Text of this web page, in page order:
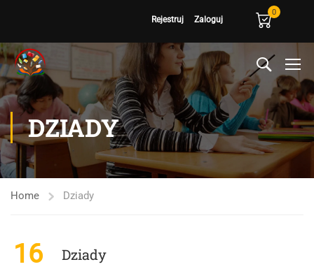
Rejestruj Zaloguj
0
DZIADY
Home Dziady
16 Dziady